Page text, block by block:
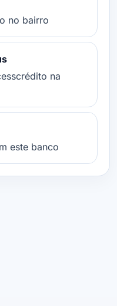
no bairro
na
este banco